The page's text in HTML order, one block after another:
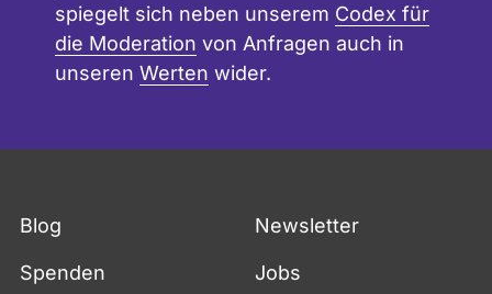
spiegelt sich neben unserem Codex für
die Moderation von Anfragen auch in
unseren Werten wider.
Blog Newsletter
Spenden Jobs